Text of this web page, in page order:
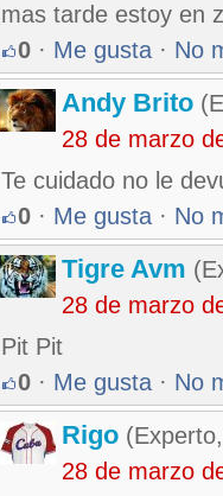
mas tarde estoy en
0 · Me gusta · No
Andy Brito
28 de marzo
Te cuidado no le
0 · Me gusta · No
Tigre Avm
28 de marzo
Pit Pit
0 · Me gusta · No
Rigo
28 de marzo